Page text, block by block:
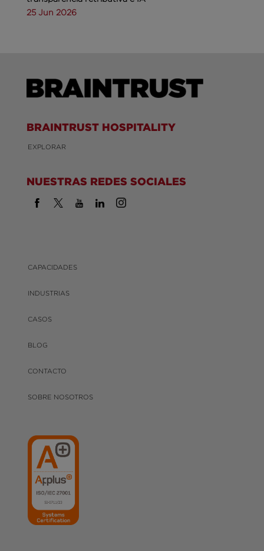
25 Jun 2026
BRAINTRUST HOSPITALITY
EXPLORAR
NUESTRAS REDES SOCIALES
CAPACIDADES
INDUSTRIAS
CASOS
BLOG
CONTACTO
SOBRE NOSOTROS